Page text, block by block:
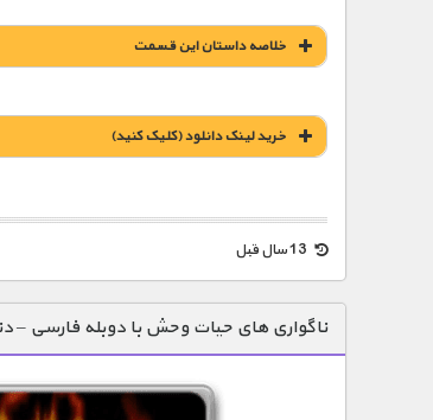
خلاصه داستان این قسمت
خريد لينک دانلود (کليک کنيد)
1900 تومان – خريد لينک دانلود (افزودن به سبد خريد)
13 سال قبل
ناگواری های حیات وحش با دوبله فارسی –